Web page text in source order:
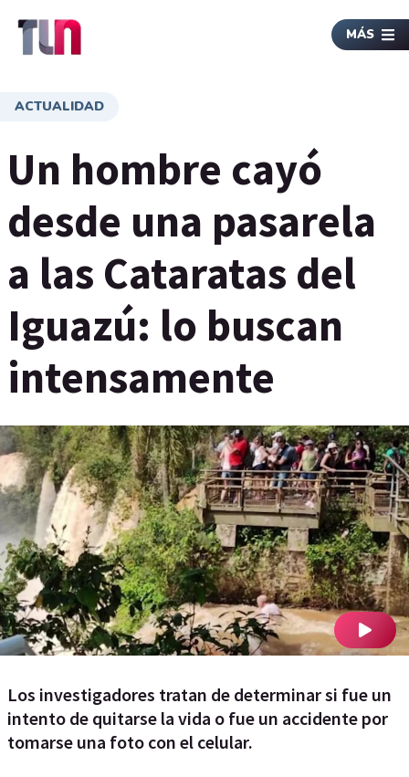
MÁS
ACTUALIDAD
Un hombre cayó
desde una pasarela
a las Cataratas del
Iguazú: lo buscan
intensamente
Los investigadores tratan de determinar si fue un
intento de quitarse la vida o fue un accidente por
tomarse una foto con el celular.